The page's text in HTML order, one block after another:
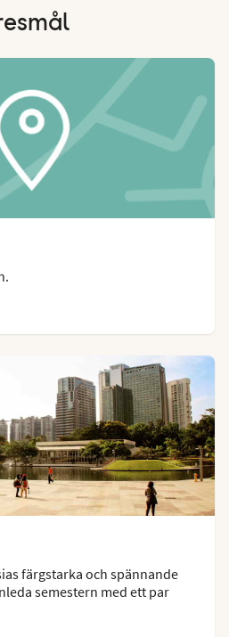
färgstarka och spännande
semestern med ett par